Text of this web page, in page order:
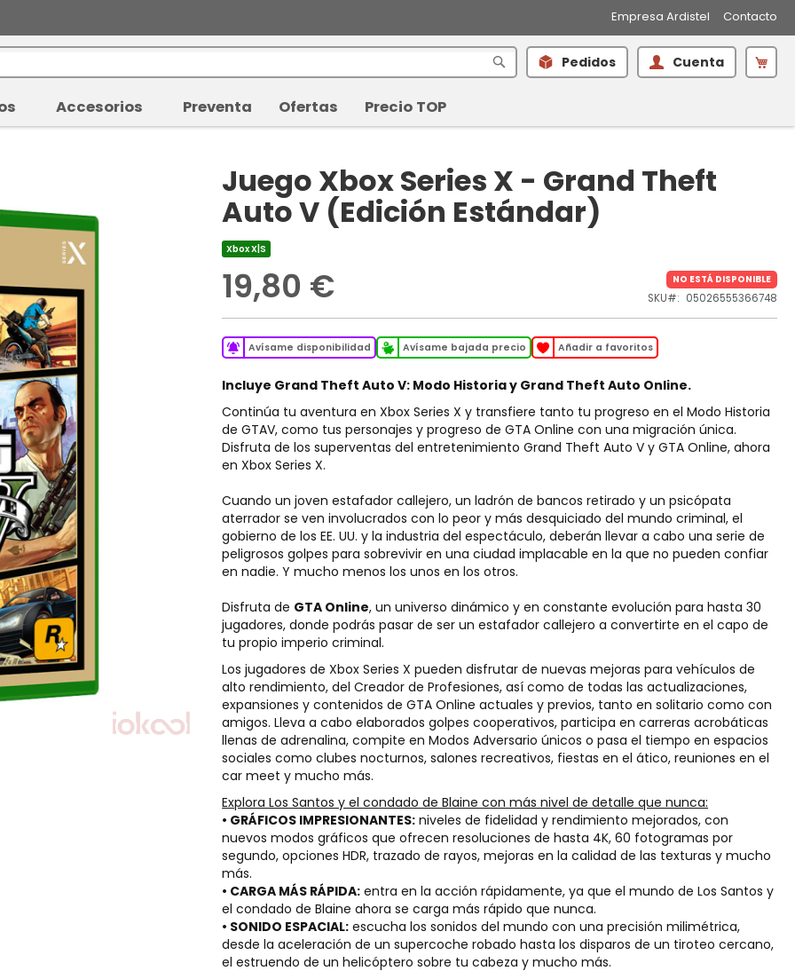
Empresa Ardistel Contacto
Accesorios Preventa Ofertas Precio TOP
Pedidos Cuenta Mi
Juego Xbox Series X - Grand Theft
Auto V (Edición Estándar)
Xbox X|S
19,80 € NO ESTÁ DISPONIBLE
SKU 05026555366748
Avísame disponibilidad Avísame bajada precio Añadir a favoritos
Incluye Grand Theft Auto V: Modo Historia y Grand Theft Auto Online.
Continúa tu aventura en Xbox Series X y transfiere tanto tu progreso en el Modo Historia
de GTAV, como tus personajes y progreso de GTA Online con una migración única.
Disfruta de los superventas del entretenimiento Grand Theft Auto V y GTA Online, ahora
en Xbox Series X.
Cuando un joven estafador callejero, un ladrón de bancos retirado y un psicópata
aterrador se ven involucrados con lo peor y más desquiciado del mundo criminal, el
gobierno de los EE. UU. y la industria del espectáculo, deberán llevar a cabo una serie de
peligrosos golpes para sobrevivir en una ciudad implacable en la que no pueden confiar
en nadie. Y mucho menos los unos en los otros.
Disfruta de GTA Online, un universo dinámico y en constante evolución para hasta 30
jugadores, donde podrás pasar de ser un estafador callejero a convertirte en el capo de
tu propio imperio criminal.
Los jugadores de Xbox Series X pueden disfrutar de nuevas mejoras para vehículos de
alto rendimiento, del Creador de Profesiones, así como de todas las actualizaciones,
expansiones y contenidos de GTA Online actuales y previos, tanto en solitario como con
amigos. Lleva a cabo elaborados golpes cooperativos, participa en carreras acrobáticas
llenas de adrenalina, compite en Modos Adversario únicos o pasa el tiempo en espacios
sociales como clubes nocturnos, salones recreativos, fiestas en el ático, reuniones en el
car meet y mucho más.
Explora Los Santos y el condado de Blaine con más nivel de detalle que nunca:
• GRÁFICOS IMPRESIONANTES: niveles de fidelidad y rendimiento mejorados, con
nuevos modos gráficos que ofrecen resoluciones de hasta 4K, 60 fotogramas por
segundo, opciones HDR, trazado de rayos, mejoras en la calidad de las texturas y mucho
más.
• CARGA MÁS RÁPIDA: entra en la acción rápidamente, ya que el mundo de Los Santos y
el condado de Blaine ahora se carga más rápido que nunca.
• SONIDO ESPACIAL: escucha los sonidos del mundo con una precisión milimétrica,
desde la aceleración de un supercoche robado hasta los disparos de un tiroteo cercano,
el estruendo de un helicóptero sobre tu cabeza y mucho más.